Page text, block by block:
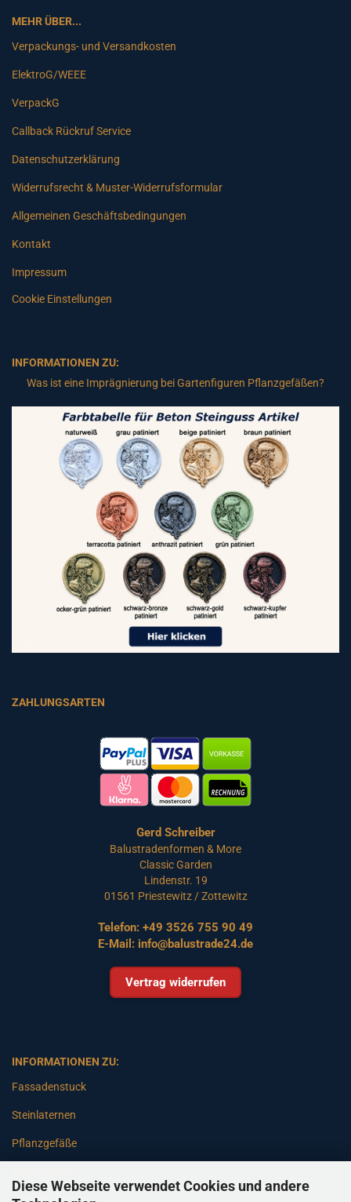
Diese Webseite verwendet Cookies und andere
MEHR ÜBER...
Verpackungs- und Versandkosten
ElektroG/WEEE
VerpackG
Callback Rückruf Service
Datenschutzerklärung
Widerrufsrecht & Muster-Widerrufsformular
Allgemeinen Geschäftsbedingungen
Kontakt
Impressum
Cookie Einstellungen
INFORMATIONEN ZU:
Was ist eine Imprägnierung bei Gartenfiguren Pflanzgefäßen?
ZAHLUNGSARTEN
Gerd Schreiber
Balustradenformen & More
Classic Garden
Lindenstr. 19
01561 Priestewitz / Zottewitz
Telefon: +49 3526 755 90 49
E-Mail: info@balustrade24.de
Vertrag widerrufen
INFORMATIONEN ZU:
Fassadenstuck
Steinlaternen
Pflanzgefäße
Gartenbänke